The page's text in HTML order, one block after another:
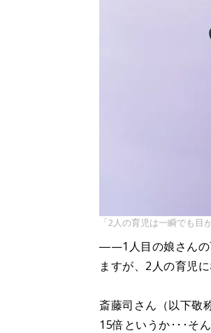
「2人の育児は一瞬でも目
―—1人目の娘さんの
ますが、2人の育児
斎藤司さん（以下敬
15倍というか･･･そ